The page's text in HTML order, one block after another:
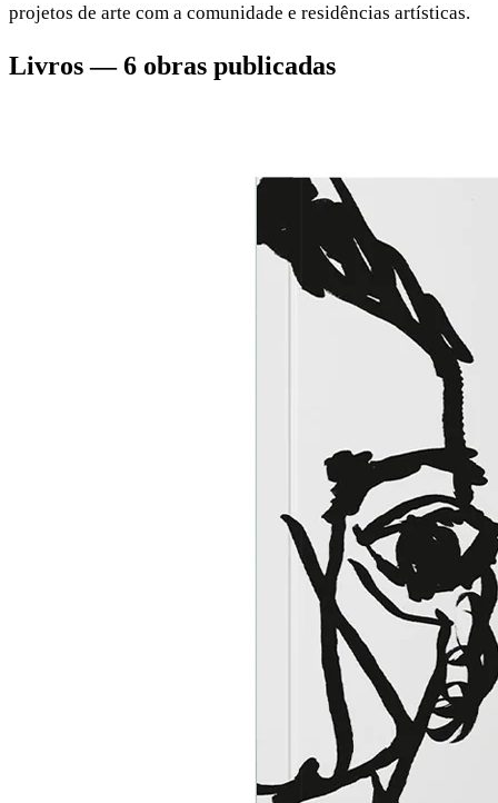
projetos de arte com a comunidade e residências artísticas.
Livros — 6 obras publicadas